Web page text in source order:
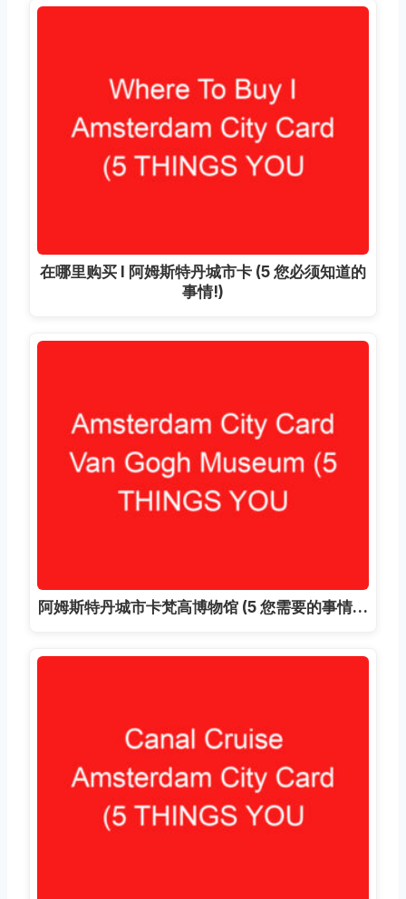
在哪里购买 I 阿姆斯特丹城市卡 (5 您必须知道的
事情!)
阿姆斯特丹城市卡梵高博物馆 (5 您需要的事情…